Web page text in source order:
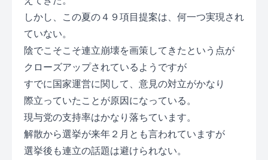
しかし、この夏の４９項目提案は、何一つ実現され
ていない。
陰でこそこそ連立崩壊を画策してきたという点が
クローズアップされているようですが
すでに国家運営に関して、意見の対立がかなり
際立っていたことが原因になっている。
現与党の支持率はかなり落ちています。
解散から選挙が来年２月とも言われていますが
選挙後も連立の話題は避けられない。